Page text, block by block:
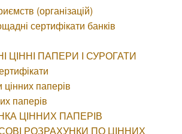
(організацій)
сертифікати банків
ЦІННІ ПАПЕРИ І СУРОГАТИ
паперів
паперів
ЦІННИХ ПАПЕРІВ
РОЗРАХУНКИ ПО ЦІННИХ